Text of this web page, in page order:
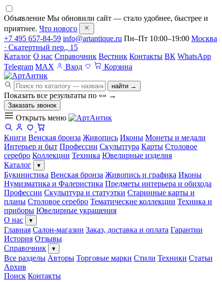
Объявление Мы обновили сайт — стало удобнее, быстрее и
приятнее. Что нового
+7 495 657-84-59 info@artantique.ru Пн–Пт 10:00–19:00 Москва
· Скатертный пер., 15
Каталог О нас Справочник Вестник Контакты ВК WhatsApp
Telegram MAX Вход Корзина
найти →
Показать все результаты по «» →
Заказать звонок
Открыть меню
Книги Венская бронза Живопись Иконы Монеты и медали
Интерьер и быт Профессии Скульптура Карты Столовое
серебро Коллекции Техника Ювелирные изделия
Каталог
▾
Букинистика Венская бронза Живопись и графика Иконы
Нумизматика и Фалеристика Предметы интерьера и обихода
Профессии Скульптура и статуэтки Старинные карты и
планы Столовое серебро Тематические коллекции Техника и
приборы Ювелирные украшения
О нас
▾
Главная Салон-магазин Заказ, доставка и оплата Гарантии
История Отзывы
Справочник
▾
Все разделы Авторы Торговые марки Стили Техники Статьи
Архив
Поиск Контакты